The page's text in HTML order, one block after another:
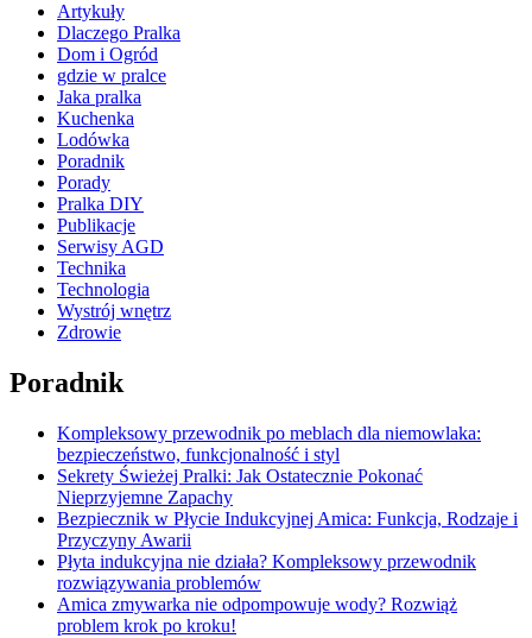
Artykuły
Dlaczego Pralka
Dom i Ogród
gdzie w pralce
Jaka pralka
Kuchenka
Lodówka
Poradnik
Porady
Pralka DIY
Publikacje
Serwisy AGD
Technika
Technologia
Wystrój wnętrz
Zdrowie
Poradnik
Kompleksowy przewodnik po meblach dla niemowlaka:
bezpieczeństwo, funkcjonalność i styl
Sekrety Świeżej Pralki: Jak Ostatecznie Pokonać
Nieprzyjemne Zapachy
Bezpiecznik w Płycie Indukcyjnej Amica: Funkcja, Rodzaje i
Przyczyny Awarii
Płyta indukcyjna nie działa? Kompleksowy przewodnik
rozwiązywania problemów
Amica zmywarka nie odpompowuje wody? Rozwiąż
problem krok po kroku!